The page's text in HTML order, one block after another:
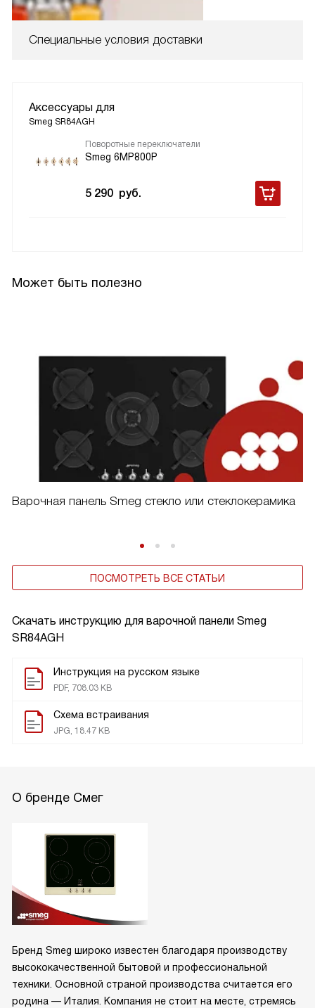
Скачать инструкцию для варочной панели Smeg
SR84AGH
Инструкция на русском языке
PDF, 708.03 KB
Схема встраивания
JPG, 18.47 KB
Специальные условия доставки
Аксессуары для
Smeg SR84AGH
Поворотные переключатели
Smeg 6MP800P
5 290 руб.
Может быть полезно
Варочная панель Smeg стекло или стеклокерамика
ПОСМОТРЕТЬ ВСЕ СТАТЬИ
О бренде Смег
Бренд Smeg широко известен благодаря производству
высококачественной бытовой и профессиональной
техники. Основной страной производства считается его
родина — Италия. Компания не стоит на месте, стремясь